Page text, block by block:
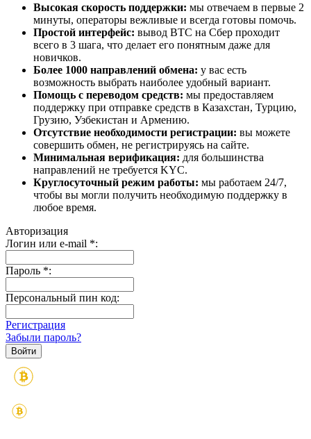
Высокая скорость поддержки: мы отвечаем в первые 2
минуты, операторы вежливые и всегда готовы помочь.
Простой интерфейс: вывод BTC на Сбер проходит
всего в 3 шага, что делает его понятным даже для
новичков.
Более 1000 направлений обмена: у вас есть
возможность выбрать наиболее удобный вариант.
Помощь с переводом средств: мы предоставляем
поддержку при отправке средств в Казахстан, Турцию,
Грузию, Узбекистан и Армению.
Отсутствие необходимости регистрации: вы можете
совершить обмен, не регистрируясь на сайте.
Минимальная верификация: для большинства
направлений не требуется KYC.
Круглосуточный режим работы: мы работаем 24/7,
чтобы вы могли получить необходимую поддержку в
любое время.
Авторизация
Логин или e-mail *:
Пароль *:
Персональный пин код:
Регистрация
Забыли пароль?